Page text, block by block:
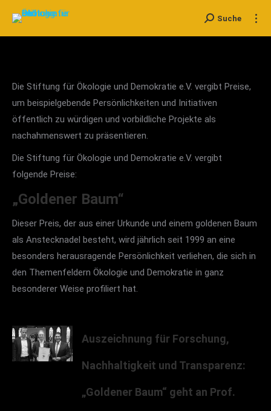
Search:
Suche
Die Stiftung für Ökologie und Demokratie e.V. vergibt Preise,
um beispielgebende Persönlichkeiten und Initiativen
öffentlich zu würdigen und vorbildliche Projekte als
nachahmenswert zu präsentieren.
Die Stiftung für Ökologie und Demokratie e.V. vergibt
folgende Preise:
„Goldener Baum“
Dieser Preis, der aus einer Urkunde und einem goldenen Baum
als Anstecknadel besteht, wird jährlich seit 1999 an eine
besonders herausragende Persönlichkeit verliehen, die sich in
den Themenfeldern Ökologie und Demokratie in ganz
besonderer Weise profiliert hat.
Auszeichnung für Forschung,
Nachhaltigkeit und Transparenz:
„Goldener Baum“ geht an Prof.